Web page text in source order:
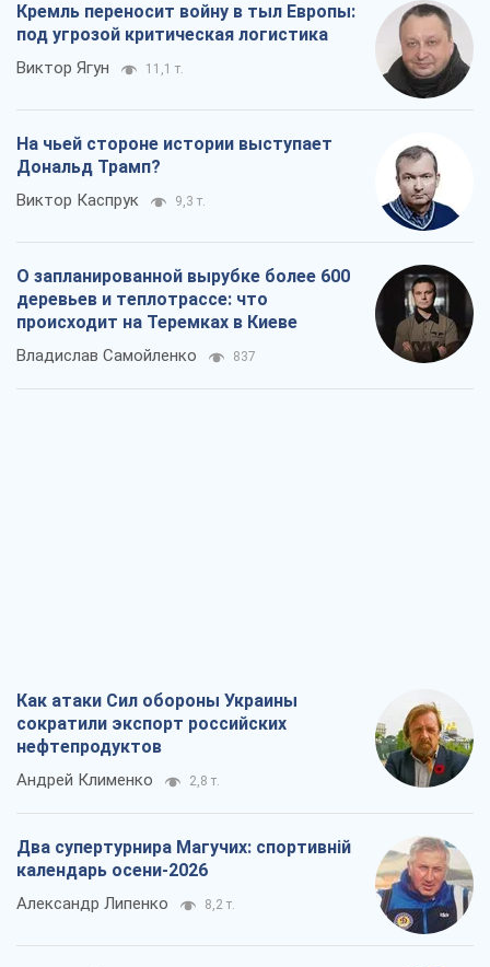
Кремль переносит войну в тыл Европы:
под угрозой критическая логистика
Виктор Ягун 11,1 т.
На чьей стороне истории выступает
Дональд Трамп?
Виктор Каспрук 9,3 т.
О запланированной вырубке более 600
деревьев и теплотрассе: что
происходит на Теремках в Киеве
Владислав Самойленко 837
Как атаки Сил обороны Украины
сократили экспорт российских
нефтепродуктов
Андрей Клименко 2,8 т.
Два супертурнира Магучих: спортивній
календарь осени-2026
Александр Липенко 8,2 т.